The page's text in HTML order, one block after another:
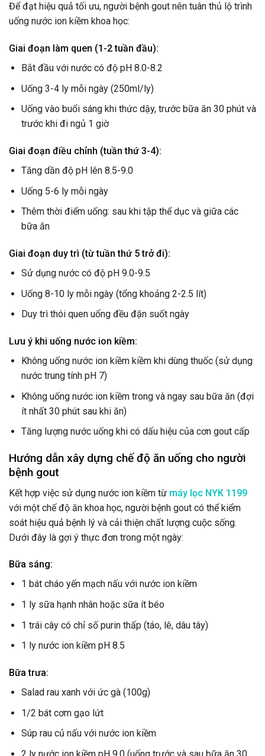
Để đạt hiệu quả tối ưu, người bệnh gout nên tuân thủ lộ trình
uống nước ion kiềm khoa học:
Giai đoạn làm quen (1-2 tuần đầu):
Bắt đầu với nước có độ pH 8.0-8.2
Uống 3-4 ly mỗi ngày (250ml/ly)
Uống vào buổi sáng khi thức dậy, trước bữa ăn 30 phút và
trước khi đi ngủ 1 giờ
Giai đoạn điều chỉnh (tuần thứ 3-4):
Tăng dần độ pH lên 8.5-9.0
Uống 5-6 ly mỗi ngày
Thêm thời điểm uống: sau khi tập thể dục và giữa các
bữa ăn
Giai đoạn duy trì (từ tuần thứ 5 trở đi):
Sử dụng nước có độ pH 9.0-9.5
Uống 8-10 ly mỗi ngày (tổng khoảng 2-2.5 lít)
Duy trì thói quen uống đều đặn suốt ngày
Lưu ý khi uống nước ion kiềm:
Không uống nước ion kiềm kiềm khi dùng thuốc (sử dụng
nước trung tính pH 7)
Không uống nước ion kiềm trong và ngay sau bữa ăn (đợi
ít nhất 30 phút sau khi ăn)
Tăng lượng nước uống khi có dấu hiệu của cơn gout cấp
Hướng dẫn xây dựng chế độ ăn uống cho người
bệnh gout
Kết hợp việc sử dụng nước ion kiềm từ máy lọc NYK 1199
với một chế độ ăn khoa học, người bệnh gout có thể kiểm
soát hiệu quả bệnh lý và cải thiện chất lượng cuộc sống.
Dưới đây là gợi ý thực đơn trong một ngày:
Bữa sáng:
1 bát cháo yến mạch nấu với nước ion kiềm
1 ly sữa hạnh nhân hoặc sữa ít béo
1 trái cây có chỉ số purin thấp (táo, lê, dâu tây)
1 ly nước ion kiềm pH 8.5
Bữa trưa:
Salad rau xanh với ức gà (100g)
1/2 bát cơm gạo lứt
Súp rau củ nấu với nước ion kiềm